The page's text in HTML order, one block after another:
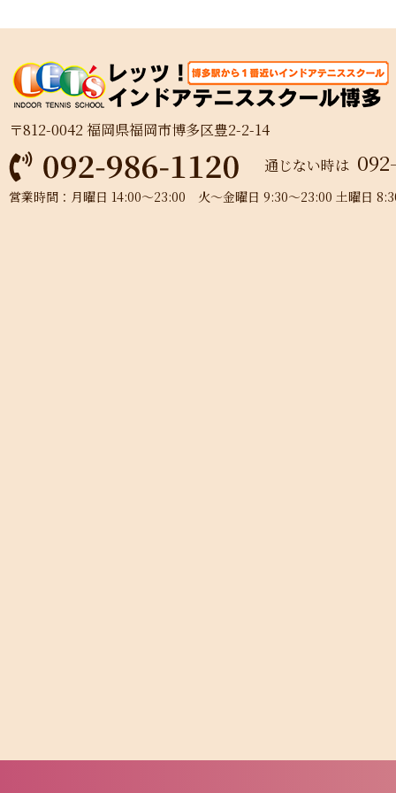
〒812-0042 福岡県福岡市博多区豊2-2-14
通じない時は
営業時間：月曜日 14:00～23:00 火～金曜日 9:30～23:00 土曜日